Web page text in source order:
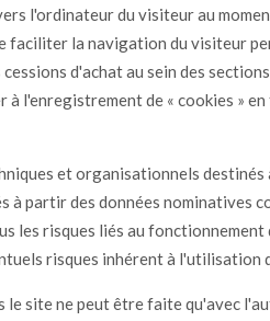
l'ordinateur du visiteur au
faciliter la navigation du visiteur
d'achat au sein des
à l'enregistrement de « cookies »
et organisationnels destinés
partir des données nominatives
les risques liés au
risques inhérent à l'utilisation
le site ne peut être faite qu'avec